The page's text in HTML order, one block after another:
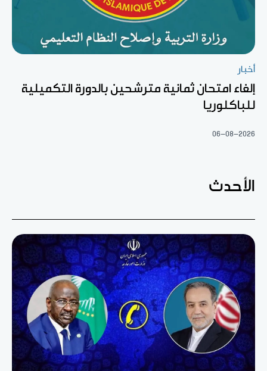
أخبار
إلغاء امتحان ثمانية مترشحين بالدورة التكميلية
للباكلوريا
06-08-2026
الأحدث